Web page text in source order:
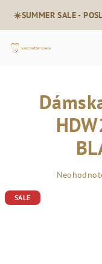
obsah
☀️SUMMER SALE -
Priemerné
SALE